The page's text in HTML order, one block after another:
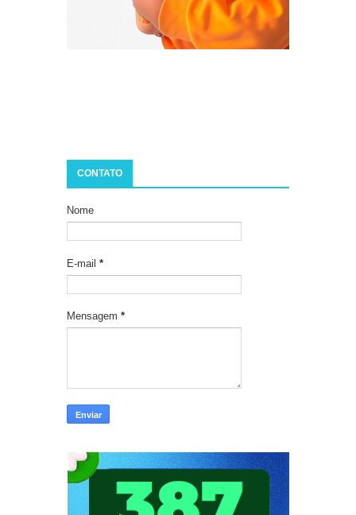
CONTATO
Nome
E-mail *
Mensagem *